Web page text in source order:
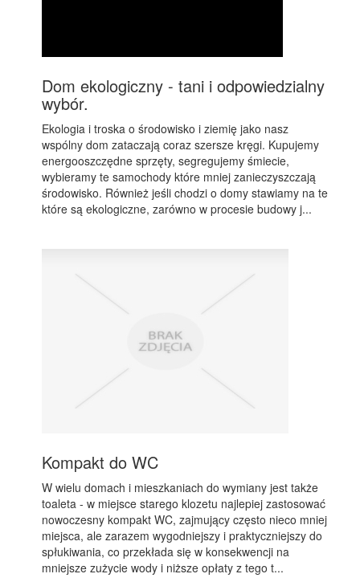
Dom ekologiczny - tani i odpowiedzialny
wybór.
Ekologia i troska o środowisko i ziemię jako nasz
wspólny dom zataczają coraz szersze kręgi. Kupujemy
energooszczędne sprzęty, segregujemy śmiecie,
wybieramy te samochody które mniej zanieczyszczają
środowisko. Również jeśli chodzi o domy stawiamy na te
które są ekologiczne, zarówno w procesie budowy j...
Kompakt do WC
W wielu domach i mieszkaniach do wymiany jest także
toaleta - w miejsce starego klozetu najlepiej zastosować
nowoczesny kompakt WC, zajmujący często nieco mniej
miejsca, ale zarazem wygodniejszy i praktyczniejszy do
spłukiwania, co przekłada się w konsekwencji na
mniejsze zużycie wody i niższe opłaty z tego t...